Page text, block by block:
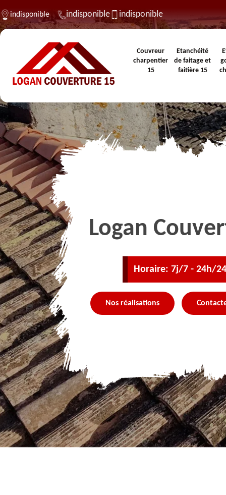
indisponible indisponible indisponible
Couvreur
charpentier
15
Etanchéité
de faitage et
faitière 15
Logan
Horaire: 7j/7 - 24h/24
Nos réalisations